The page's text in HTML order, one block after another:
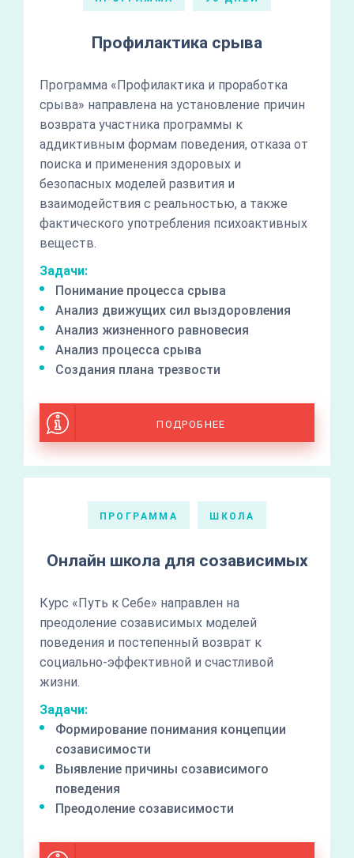
Профилактика срыва
Программа «Профилактика и проработка
срыва» направлена на установление причин
возврата участника программы к
аддиктивным формам поведения, отказа от
поиска и применения здоровых и
безопасных моделей развития и
взаимодействия с реальностью, а также
фактического употребления психоактивных
веществ.
Задачи:
Понимание процесса срыва
Анализ движущих сил выздоровления
Анализ жизненного равновесия
Анализ процесса срыва
Создания плана трезвости
ПОДРОБНЕЕ
ПРОГРАММА ШКОЛА
Онлайн школа для созависимых
Курс «Путь к Себе» направлен на
преодоление созависимых моделей
поведения и постепенный возврат к
социально-эффективной и счастливой
жизни.
Задачи:
Формирование понимания концепции
созависимости
Выявление причины созависимого
поведения
Преодоление созависимости